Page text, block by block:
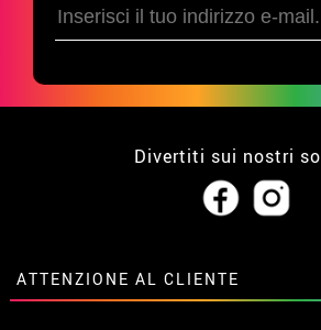
Divertiti sui nostri
ATTENZIONE AL CLIENTE